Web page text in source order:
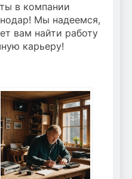
в компании
Мы надеемся,
вам найти работу
карьеру!